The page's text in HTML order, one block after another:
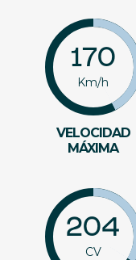
170
Km/h
VELOCIDAD
MÁXIMA
204
CV